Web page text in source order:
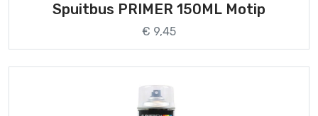
Spuitbus PRIMER 150ML Motip
€ 9,45